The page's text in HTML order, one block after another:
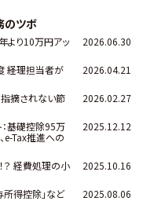
のツボ
より10万円アッ
2026.06.30
経理担当者が
2026.04.21
摘されない節
2026.02.27
基礎控除95万
e-Tax推進への
2025.12.12
？ 経費処理の小
2025.10.16
所得控除」など
2025.08.06